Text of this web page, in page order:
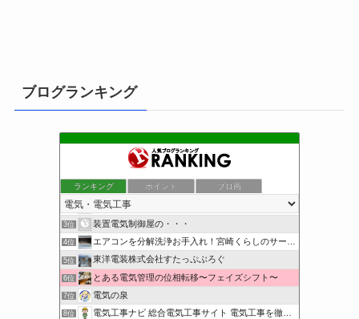
ブログランキング
ランキング ポイント ブロ画
小さな引越し屋と電気工事屋の奮闘記
2位 クリーンライフ始めまして
3位 装置電気制御屋の・・・
4位 エアコンを分解洗浄お手入れ！宮崎くらしのサービス
5位 東洋電装株式会社すたっぷぶろぐ
6位 とある電気管理の位相転移〜フェイズシフト〜
7位 電気の泉
8位 電気工事ナビ 総合電気工事サイト 電気工事を徹底解説